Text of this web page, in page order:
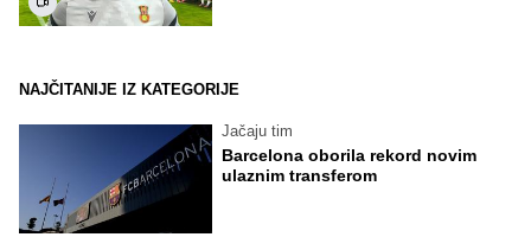
NAJČITANIJE IZ KATEGORIJE
Jačaju tim
Barcelona oborila rekord novim
ulaznim transferom